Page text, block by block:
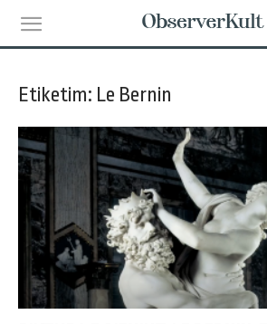
Etiketim: Le Bernin